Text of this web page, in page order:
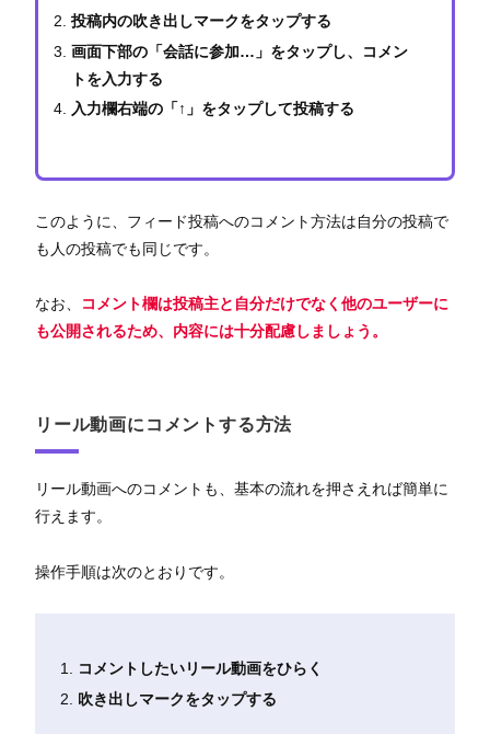
投稿内の吹き出しマークをタップする
画面下部の「会話に参加…」をタップし、コメン
トを入力する
入力欄右端の「↑」をタップして投稿する
このように、フィード投稿へのコメント方法は自分の投稿で
も人の投稿でも同じです。
なお、
コメント欄は投稿主と自分だけでなく他のユーザーに
も公開されるため、内容には十分配慮しましょう。
リール動画にコメントする方法
リール動画へのコメントも、基本の流れを押さえれば簡単に
行えます。
操作手順は次のとおりです。
コメントしたいリール動画をひらく
吹き出しマークをタップする